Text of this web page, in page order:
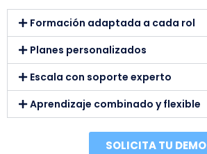
Formación adaptada a cada rol
Planes personalizados
Escala con soporte experto
Aprendizaje combinado y flexible
SOLICITA TU DEMO